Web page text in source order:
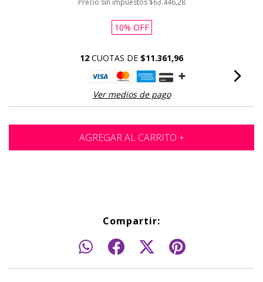
Precio sin impuestos $63.446,28
10% OFF
12 CUOTAS DE $11.361,96
Ver medios de pago
Compartir: